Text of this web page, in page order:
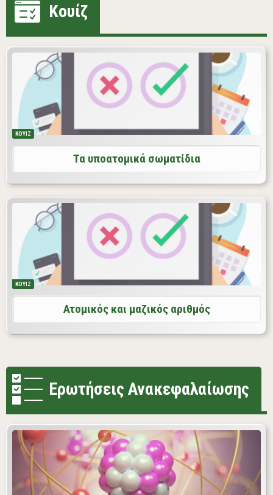
Κουίζ
ΚΟΥΙΖ
Τα υποατομικά σωματίδια
ΚΟΥΙΖ
Ατομικός και μαζικός αριθμός
Ερωτήσεις Ανακεφαλαίωσης
Έλεγξε τις γνώσεις σου απαντώντας σχετικά με τα
υποατομικά σωματίδια και τα ιόντα σε μια σειρά από
ερωτήσεις